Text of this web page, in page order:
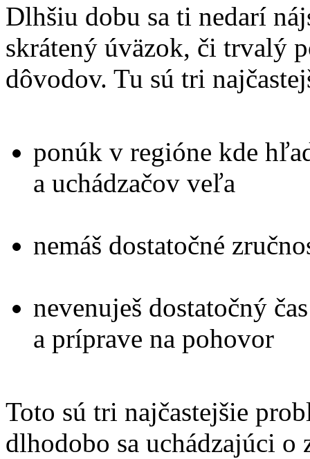
Dlhšiu dobu sa ti nedarí
skrátený úväzok, či trvalý
dôvodov. Tu sú tri
ponúk v regióne kde
a uchádzačov veľa
nemáš dostatočné
nevenuješ dostatočný
a príprave na pohovor
Toto sú tri najčastejšie
dlhodobo sa uchádzajúci o